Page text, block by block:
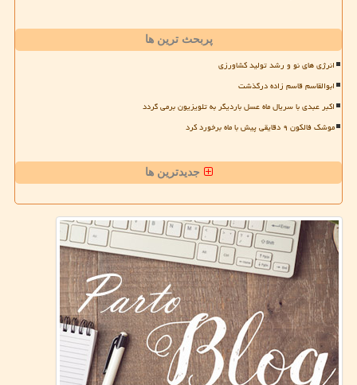
پربحث ترین ها
انرژی های نو و رشد تولید کشاورزی
ابوالقاسم قاسم زاده درگذشت
اکبر عبدی با سریال ماه عسل باردیگر به تلویزیون برمی گردد
موشک فالکون ۹ دقایقی پیش با ماه برخورد کرد
جدیدترین ها